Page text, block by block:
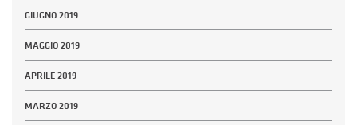
GIUGNO 2019
MAGGIO 2019
APRILE 2019
MARZO 2019